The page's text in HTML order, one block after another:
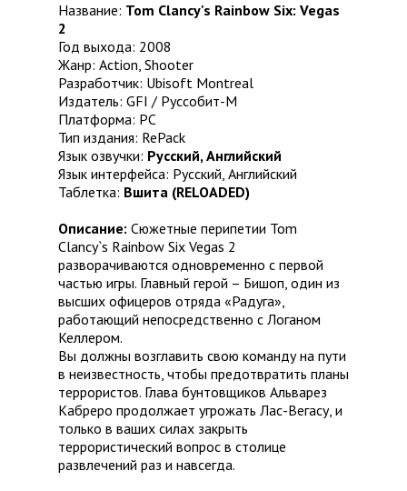
Название: Tom Clancy's Rainbow Six: Vegas
2
Год выхода: 2008
Жанр: Action, Shooter
Разработчик: Ubisoft Montreal
Издатель: GFI / Руссобит-М
Платформа: PC
Тип издания: RePack
Язык озвучки: Русский, Английский
Язык интерфейса: Русский, Английский
Таблетка: Вшита (RELOADED)
Описание: Сюжетные перипетии Tom
Clancy`s Rainbow Six Vegas 2
разворачиваются одновременно с первой
частью игры. Главный герой – Бишоп, один из
высших офицеров отряда «Радуга»,
работающий непосредственно с Логаном
Келлером.
Вы должны возглавить свою команду на пути
в неизвестность, чтобы предотвратить планы
террористов. Глава бунтовщиков Альварез
Кабреро продолжает угрожать Лас-Вегасу, и
только в ваших силах закрыть
террористический вопрос в столице
развлечений раз и навсегда.